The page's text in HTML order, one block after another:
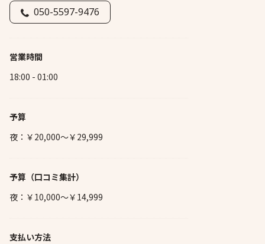
050-5597-9476
営業時間
18:00 - 01:00
予算
夜：￥20,000～￥29,999
予算 （口コミ集計）
夜：￥10,000～￥14,999
支払い方法